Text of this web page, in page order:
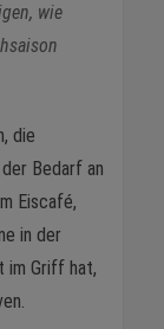
wie
die
Bedarf an
Eiscafé,
in der
im Griff hat,